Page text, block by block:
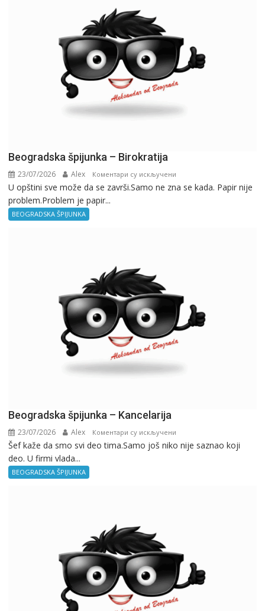
Beogradska špijunka – Birokratija
23/07/2026 Alex Коментари су искључени
Beogradska
U opštini sve može da se završi.Samo ne zna se kada. Papir nije
problem.Problem je papir...
BEOGRADSKA ŠPIJUNKA
Beogradska špijunka – Kancelarija
23/07/2026 Alex Коментари су искључени
Beogradska
Šef kaže da smo svi deo tima.Samo još niko nije saznao koji
deo. U firmi vlada...
BEOGRADSKA ŠPIJUNKA